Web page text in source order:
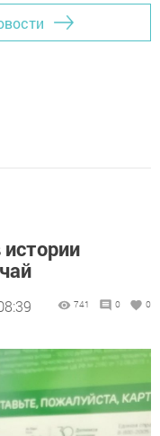
741 0 0